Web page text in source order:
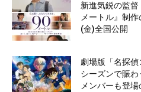
新進気鋭の監
メートル』制
(金)全国公開
劇場版「名探
シーズンで賑
メンバーも登